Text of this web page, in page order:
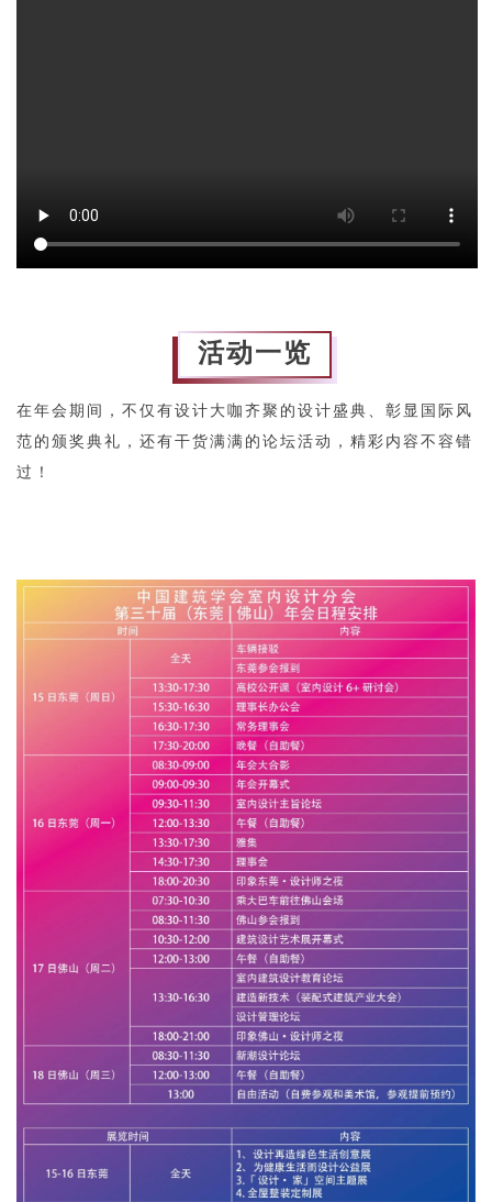
活动一览
在年会期间，不仅有设计大咖齐聚的设计盛典、彰显国际风
范的颁奖典礼，还有干货满满的论坛活动，精彩内容不容错
过！